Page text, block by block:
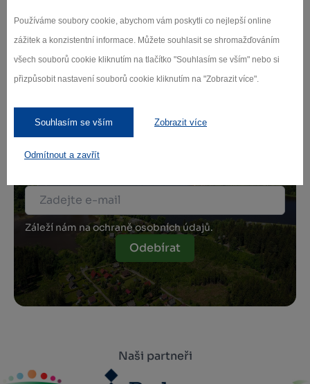
Používáme soubory cookie, abychom vám poskytli co nejlepší online
zážitek a konzistentní informace. Můžete souhlasit se shromažďováním
všech souborů cookie kliknutím na tlačítko "Souhlasím se vším" nebo si
přizpůsobit nastavení souborů cookie kliknutím na "Zobrazit více".
Souhlasím se vším Zobrazit více
Odmítnout a zavřít
Přihlaste se k odběru našeho newsletteru
Záleží nám na ochraně osobních údajů.
Odebírat
Naši partneři